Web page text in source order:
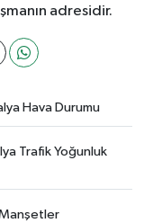
adresidir.
Hava Durumu
Trafik Yoğunluk